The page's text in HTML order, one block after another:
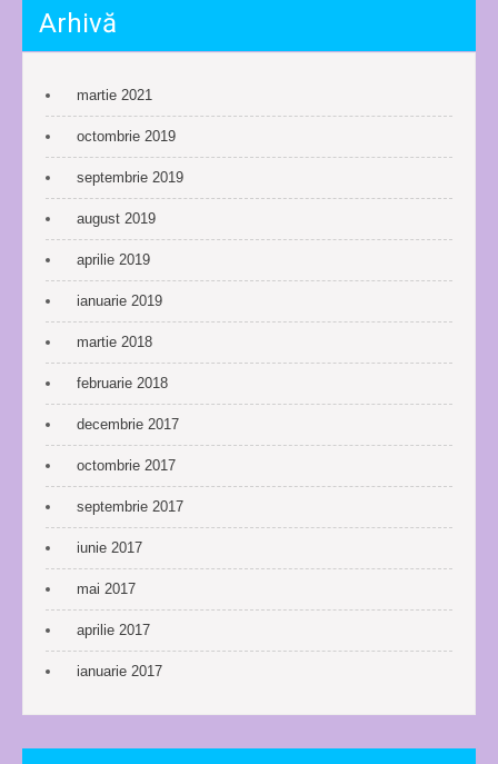
Arhivă
martie 2021
octombrie 2019
septembrie 2019
august 2019
aprilie 2019
ianuarie 2019
martie 2018
februarie 2018
decembrie 2017
octombrie 2017
septembrie 2017
iunie 2017
mai 2017
aprilie 2017
ianuarie 2017